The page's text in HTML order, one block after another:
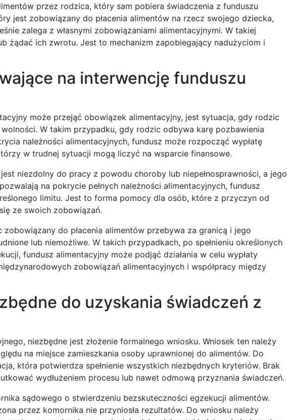
przez rodzica, który sam pobiera świadczenia z funduszu
jest zobowiązany do płacenia alimentów na rzecz swojego dziecka,
zalega z własnymi zobowiązaniami alimentacyjnymi. W takiej
żądać ich zwrotu. Jest to mechanizm zapobiegający nadużyciom i
na interwencję funduszu
może przejąć obowiązek alimentacyjny, jest sytuacja, gdy rodzic
W takim przypadku, gdy rodzic odbywa karę pozbawienia
należności alimentacyjnych, fundusz może rozpocząć wypłatę
w trudnej sytuacji mogą liczyć na wsparcie finansowe.
niezdolny do pracy z powodu choroby lub niepełnosprawności, a jego
na pokrycie pełnych należności alimentacyjnych, fundusz
limitu. Jest to forma pomocy dla osób, które z przyczyn od
ze swoich zobowiązań.
do płacenia alimentów przebywa za granicą i jego
lub niemożliwe. W takich przypadkach, po spełnieniu określonych
fundusz alimentacyjny może podjąć działania w celu wypłaty
zobowiązań alimentacyjnych i współpracy między
do uzyskania świadczeń z
niezbędne jest złożenie formalnego wniosku. Wniosek ten należy
na miejsce zamieszkania osoby uprawnionej do alimentów. Do
która potwierdza spełnienie wszystkich niezbędnych kryteriów. Brak
wydłużeniem procesu lub nawet odmową przyznania świadczeń.
sądowego o stwierdzeniu bezskuteczności egzekucji alimentów.
przez komornika nie przyniosła rezultatów. Do wniosku należy